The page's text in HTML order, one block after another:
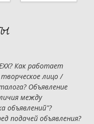
Как работает
лицо /
Объявление
между
объявлений"?
подачей объявления?